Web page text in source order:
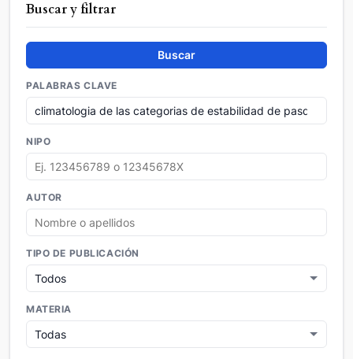
Buscar y filtrar
Buscar
PALABRAS CLAVE
NIPO
AUTOR
TIPO DE PUBLICACIÓN
MATERIA